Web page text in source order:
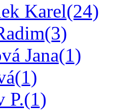
Karel(24)
(3)
Jana(1)
(1)
P.(1)